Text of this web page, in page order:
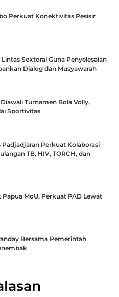
Perkuat Konektivitas Pesisir
Sektoral Guna Penyelesaian
Dialog dan Musyawarah
Turnamen Bola Volly,
Sportivitas
Perkuat Kolaborasi
TB, HIV, TORCH, dan
MoU, Perkuat PAD Lewat
Bersama Pemerintah